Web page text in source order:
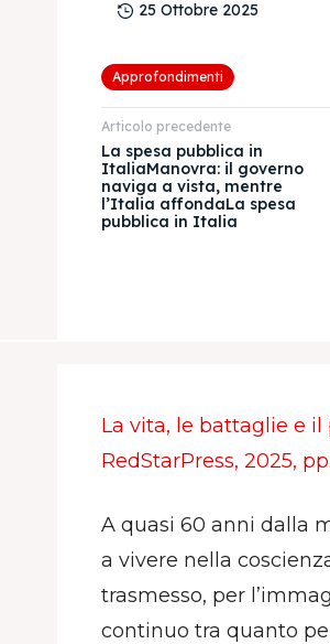
25 Ottobre 2025
Approfondimenti
Articolo precedente
La spesa pubblica in
ItaliaManovra: il governo
naviga a vista, mentre
l’Italia affondaLa spesa
pubblica in Italia
La vita, le battaglie e
RedStarPress, 2025,
A quasi 60 anni dalla
a vivere nella
trasmesso, per
continuo tra quanto